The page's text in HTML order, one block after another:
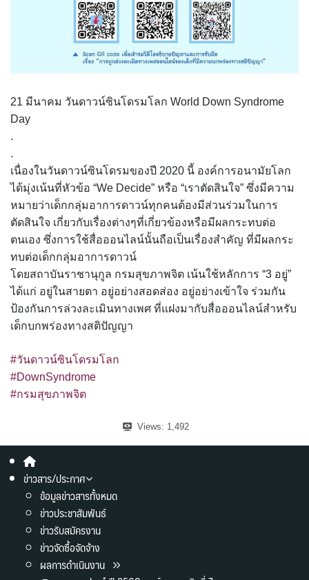
21 มีนาคม วันดาวน์ซินโดรมโลก World Down Syndrome
Day
.
.
เนื่องในวันดาวน์ซินโดรมของปี 2020 นี้ องค์การอนามัยโลก
ได้มุ่งเน้นที่หัวข้อ “We Decide” หรือ “เราตัดสินใจ” ซึ่งมีความ
หมายว่าเด็กกลุ่มอาการดาวน์ทุกคนต้องมีส่วนร่วมในการ
ตัดสินใจ เกี่ยวกับเรื่องต่างๆที่เกี่ยวข้องหรือมีผลกระทบต่อ
ตนเอง ซึ่งการใช้สื่อออนไลน์นั้นถือเป็นเรื่องสำคัญ ที่มีผลกระ
ทบต่อเด็กกลุ่มอาการดาวน์
โดยสถาบันราชานุกูล กรมสุขภาพจิต เน้นใช้หลักการ “3 อยู่”
ได้แก่ อยู่ในสายตา อยู่อย่างสอดส่อง อยู่อย่างเข้าใจ ร่วมกัน
ป้องกันการล่วงละเมินทางเพศ ที่แฝงมากับสื่อออนไลน์สำหรับ
เด็กบกพร่องทางสติปัญญา
#วันดาวน์ซินโดรมโลก
#DownSyndrome
#กรมสุขภาพจิต
Views: 1,492
ข่าวสาร/ประกาศ
ข้อมูลข่าวสารทั้งหมด
ข่าวประชาสัมพันธ์
ข่าวรับสมัครงาน
ข่าวจัดซื้อจัดจ้าง
ผลการดำเนินงาน